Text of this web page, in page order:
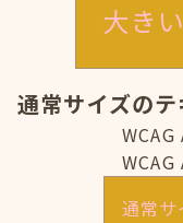
大き
通常サイズのテ
WCAG
WCAG
通常